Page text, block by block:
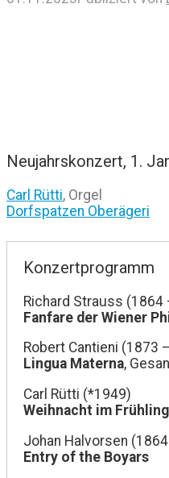
Neujahrskonzert, 1.
Carl Rütti, Orgel
Dorfspatzen Oberägeri
Konzertprogramm
Richard Strauss (1864
Fanfare der Wiener
Robert Cantieni (1873
Lingua Materna,
Carl Rütti (*1949)
Weihnacht im
Johan Halvorsen
Entry of the Boyars